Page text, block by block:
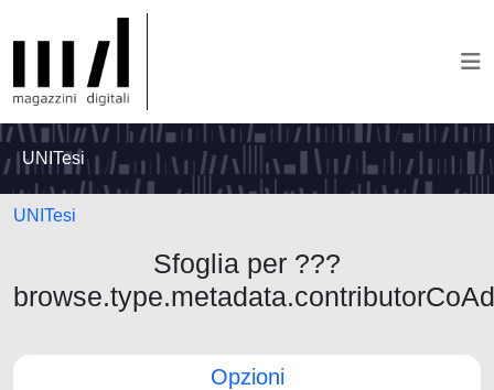
UNITesi
UNITesi
Sfoglia per ???
Opzioni